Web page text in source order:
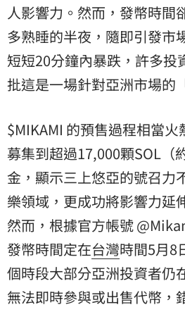
人影響力。然而，發幣時間
多熟睡的半夜，隨即引發市
短短20分鐘內暴跌，許多投
批這是一場針對亞洲市場的
$MIKAMI 的預售過程相當
募集到超過17,000顆SOL（
金，顯示三上悠亞的號召力
樂領域，更成功將影響力延
然而，根據官方帳號
發幣時間定在台灣時間5月8
個時段大部分亞洲投資者仍
無法即時參與或出售代幣，